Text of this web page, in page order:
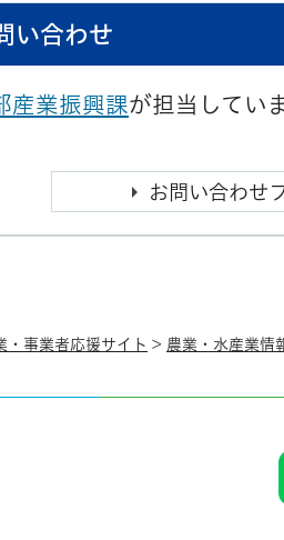
い合わせ
産業振興課が担当してい
・事業者応援サイト > 農業・水産業情